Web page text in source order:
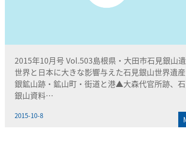
2015年10月号 Vol.503島根県・大田市石見銀山
世界と日本に大きな影響与えた石見銀山世界遺
銀鉱山跡・鉱山町・街道と港▲大森代官所跡、
銀山資料…
2015-10-8